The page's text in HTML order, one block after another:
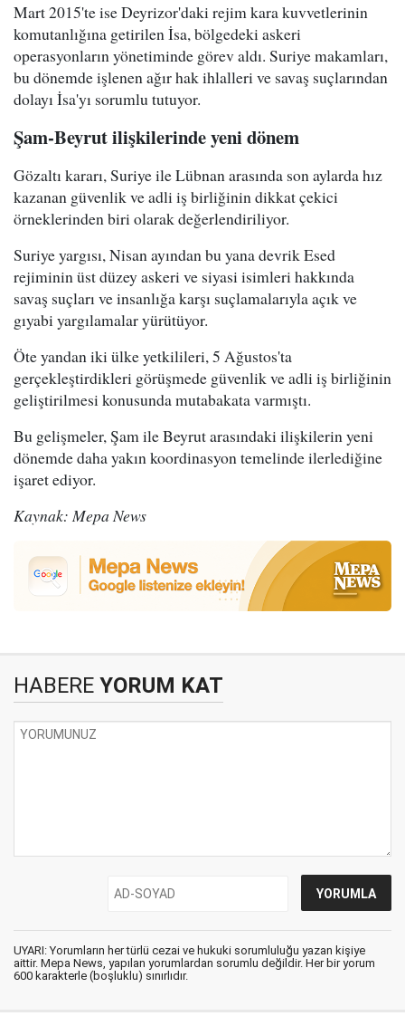
Mart 2015'te ise Deyrizor'daki rejim kara kuvvetlerinin
komutanlığına getirilen İsa, bölgedeki askeri
operasyonların yönetiminde görev aldı. Suriye makamları,
bu dönemde işlenen ağır hak ihlalleri ve savaş suçlarından
dolayı İsa'yı sorumlu tutuyor.
Şam-Beyrut ilişkilerinde yeni dönem
Gözaltı kararı, Suriye ile Lübnan arasında son aylarda hız
kazanan güvenlik ve adli iş birliğinin dikkat çekici
örneklerinden biri olarak değerlendiriliyor.
Suriye yargısı, Nisan ayından bu yana devrik Esed
rejiminin üst düzey askeri ve siyasi isimleri hakkında
savaş suçları ve insanlığa karşı suçlamalarıyla açık ve
gıyabi yargılamalar yürütüyor.
Öte yandan iki ülke yetkilileri, 5 Ağustos'ta
gerçekleştirdikleri görüşmede güvenlik ve adli iş birliğinin
geliştirilmesi konusunda mutabakata varmıştı.
Bu gelişmeler, Şam ile Beyrut arasındaki ilişkilerin yeni
dönemde daha yakın koordinasyon temelinde ilerlediğine
işaret ediyor.
Kaynak: Mepa News
HABERE YORUM KAT
UYARI: Yorumların her türlü cezai ve hukuki sorumluluğu yazan kişiye
aittir. Mepa News, yapılan yorumlardan sorumlu değildir. Her bir yorum
600 karakterle (boşluklu) sınırlıdır.